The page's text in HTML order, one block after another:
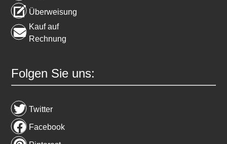
Überweisung
Kauf auf
Rechnung
Folgen Sie uns:
Twitter
Facebook